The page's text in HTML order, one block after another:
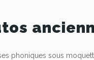
phoniques sous